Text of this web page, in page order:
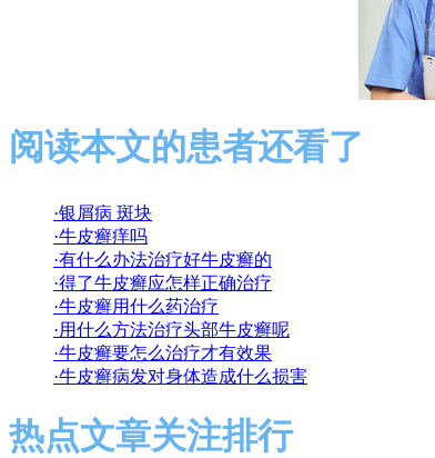
阅读本文的患者还看了
·银屑病 斑块
·牛皮癣痒吗
·有什么办法治疗好牛皮癣的
·得了牛皮癣应怎样正确治疗
·牛皮癣用什么药治疗
·用什么方法治疗头部牛皮癣呢
·牛皮癣要怎么治疗才有效果
·牛皮癣病发对身体造成什么损害
热点文章关注排行